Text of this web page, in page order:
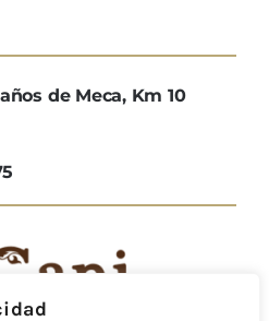
de Meca, Km 10